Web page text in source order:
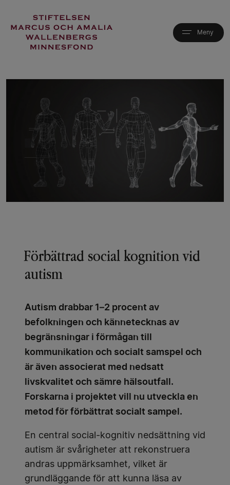
huvudinnehåll
Förbättrad social kognition vid
autism
Autism drabbar 1–2 procent av
befolkningen och kännetecknas av
begränsningar i förmågan till
kommunikation och socialt samspel och
är även associerat med nedsatt
livskvalitet och sämre hälsoutfall.
Forskarna i projektet vill nu utveckla en
metod för förbättrat socialt sampel.
En central social-kognitiv nedsättning vid
autism är svårigheter att rekonstruera
andras uppmärksamhet, vilket är
grundläggande för att kunna läsa av